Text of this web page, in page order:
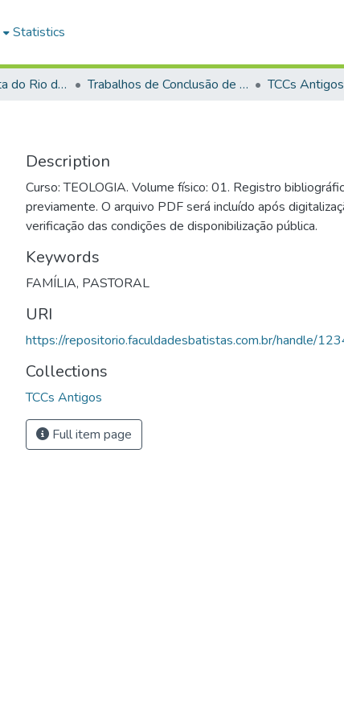
Statistics
Faculdade Batista do Rio de Janeiro (FABAT-RJ) Trabalhos de Conclusão de Curso (TCC) TCCs Antigos
Description
Curso: TEOLOGIA. Volume físico: 01. Registro
previamente. O arquivo PDF será incluído após
verificação das condições de disponibilização pública.
Keywords
FAMÍLIA, PASTORAL
URI
https://repositorio.faculdadesbatistas.com.br/handle/
Collections
TCCs Antigos
Full item page